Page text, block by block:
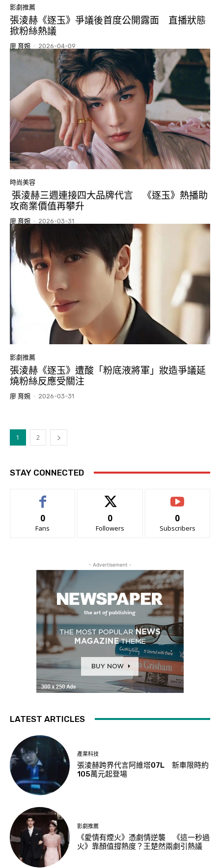
影劇推薦
張淩赫《逐玉》爭議後首度公開露面 直播狀態
掀粉絲熱議
廖 育婉 - 2026-04-09
時尚美容
張淩赫三週連接四大品牌代言 《逐玉》熱播助
攻商業價值再攀升
廖 育婉 - 2026-03-31
影劇推薦
張淩赫《逐玉》遭酸「粉底液將軍」妝造爭議延
燒粉絲反應受關注
廖 育婉 - 2026-03-31
1 2
STAY CONNECTED
0
Fans
0
Followers
0
Subscribers
- Advertisement -
LATEST ARTICLES
產業科技
張淩赫跨界代言阿維塔07L 新車限時約
105萬元起登場
影劇推薦
《愛情有煙火》憑劇情逆襲 《這一秒過
火》靠顏值撐熱度？王楚然兩劇引熱議